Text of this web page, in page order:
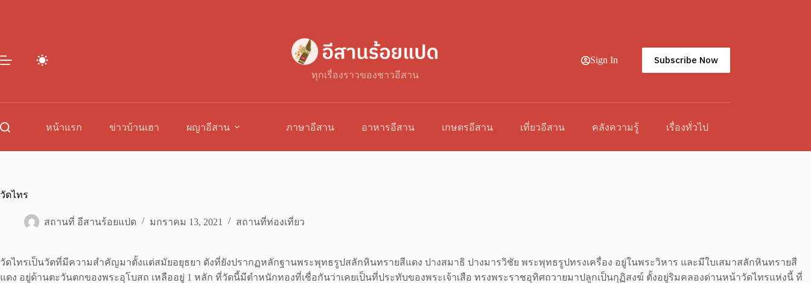
ทุกเรื่องราวของชาวอีสาน
Sign In Subscribe Now
หน้าแรก ข่าวบ้านเฮา ผญาอีสาน ภาษาอีสาน อาหารอีสาน เกษตรอีสาน เที่ยวอีสาน คลังความรู้ เรื่องทั่วไป
วัดไทร
สถานที่ อีสานร้อยแปด มกราคม 13, 2021 สถานที่ท่องเที่ยว
วัดไทรเป็นวัดที่มีความสำคัญมาตั้งแต่สมัยอยุธยา ดังที่ยังปรากฏหลักฐานพระพุทธรูปสลักหินทรายสีแดง ปางสมาธิ ปางมารวิชัย พระพุทธรูปทรงเครื่อง อยู่ในพระวิหาร และมีใบเสมาสลักหินทรายสี
แดง อยู่ด้านตะวันตกของพระอุโบสถ เหลืออยู่ 1 หลัก ที่วัดนี้มีตำหนักทองที่เชื่อกันว่าเคยเป็นที่ประทับของพระเจ้าเสือ ทรงพระราชอุทิศถวายมาปลูกเป็นกุฏิสงฆ์ ตั้งอยู่ริมคลองด่านหน้าวัดไทรแห่งนี้ ที่